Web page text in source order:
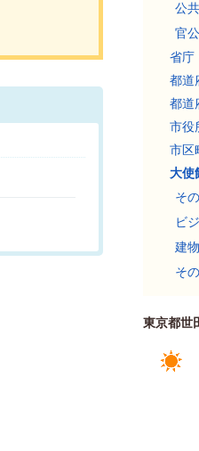
公
官
省庁
都道
都道
市役
市区
大使
そ
ビ
建
そ
東京都世